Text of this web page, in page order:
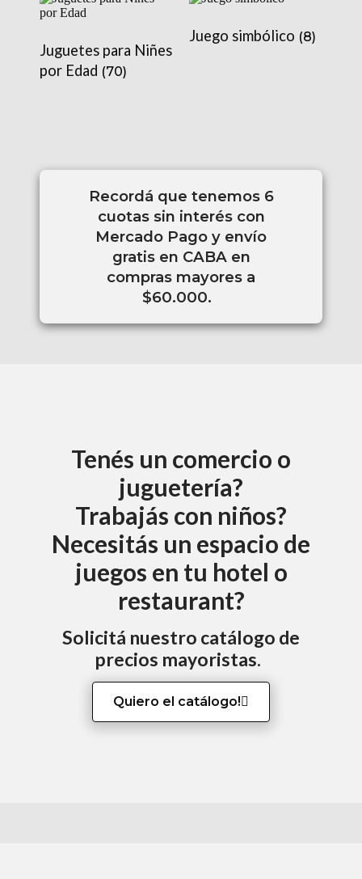
Juguetes para Niñes
por Edad (70)
Juego simbólico (8)
Recordá que tenemos 6
cuotas sin interés con
Mercado Pago y envío
gratis en CABA en
compras mayores a
$60.000.
Tenés un comercio o
juguetería?
Trabajás con niños?
Necesitás un espacio de
juegos en tu hotel o
restaurant?
Solicitá nuestro catálogo de
precios mayoristas.
Quiero el catálogo!